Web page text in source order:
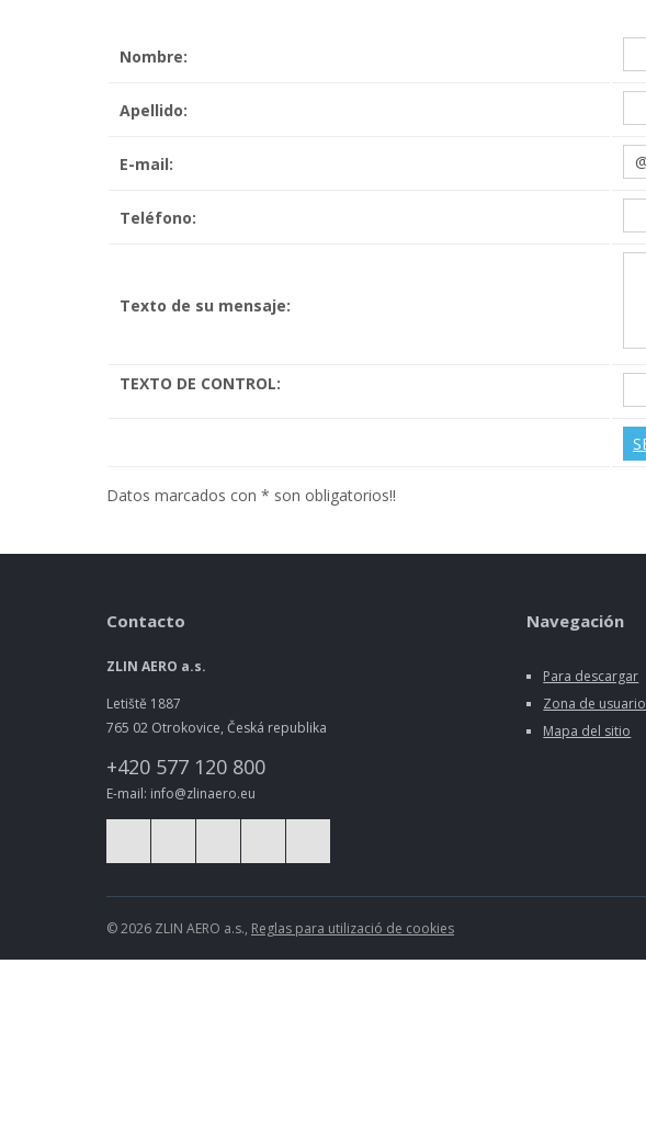
Nombre:
Apellido:
E-mail:
Teléfono:
Texto de su mensaje:
TEXTO DE CONTROL:
Datos marcados con * son obligatorios!!
Contacto
ZLIN AERO a.s.
Letiště 1887
765 02 Otrokovice, Česká republika
+420 577 120 800
E-mail: info@zlinaero.eu
Navegación
Para descargar
Zona de usuario
Mapa del sitio
© 2026 ZLIN AERO a.s., Reglas para utilizació de cookies